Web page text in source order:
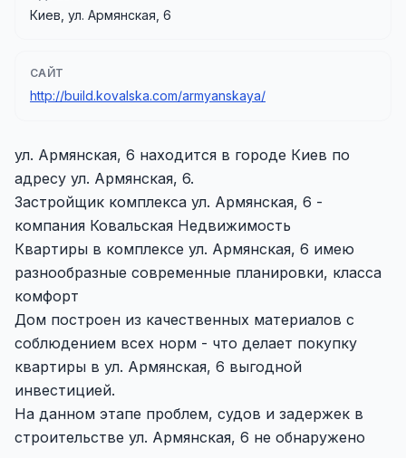
Киев, ул. Армянская, 6
САЙТ
http://build.kovalska.com/armyanskaya/
ул. Армянская, 6 находится в городе Киев по
адресу ул. Армянская, 6.
Застройщик комплекса ул. Армянская, 6 -
компания Ковальская Недвижимость
Квартиры в комплексе ул. Армянская, 6 имею
разнообразные современные планировки, класса
комфорт
Дом построен из качественных материалов с
соблюдением всех норм - что делает покупку
квартиры в ул. Армянская, 6 выгодной
инвестицией.
На данном этапе проблем, судов и задержек в
строительстве ул. Армянская, 6 не обнаружено